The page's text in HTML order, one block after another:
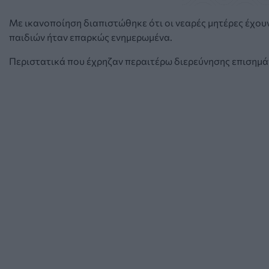
Με ικανοποίηση διαπιστώθηκε ότι οι νεαρές μητέρες
παιδιών ήταν επαρκώς ενημερωμένα.
Περιστατικά που έχρηζαν περαιτέρω διερεύνησης